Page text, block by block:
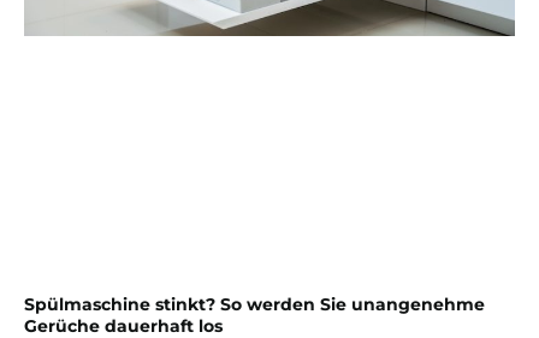
Spülmaschine stinkt? So werden Sie unangenehme
Gerüche dauerhaft los